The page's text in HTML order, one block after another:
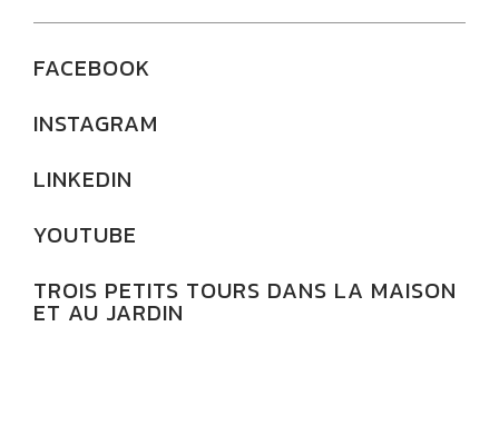
FACEBOOK
INSTAGRAM
LINKEDIN
YOUTUBE
TROIS PETITS TOURS DANS LA MAISON
ET AU JARDIN